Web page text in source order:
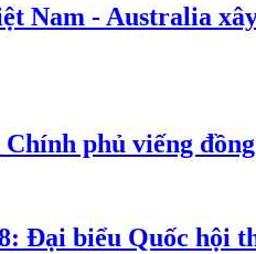
Nam - Australia
phủ viếng
Đại biểu Quốc hội